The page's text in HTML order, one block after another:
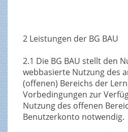
2 Leistungen der BG BAU
2.1 Die BG BAU stellt den
webbasierte Nutzung des
(offenen) Bereichs der
Vorbedingungen zur
Nutzung des offenen
Benutzerkonto notwendig.